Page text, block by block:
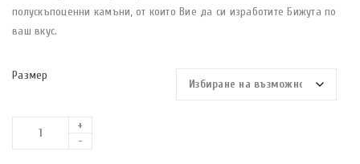
полускъпоценни камъни, от които Вие да си изработите Бижута по
ваш вкус.
Размер